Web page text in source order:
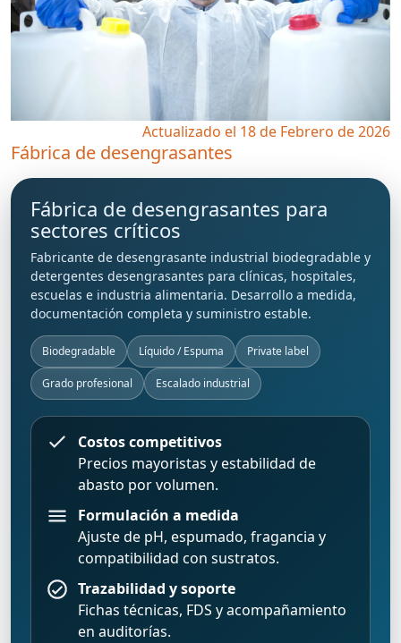
Actualizado el 18 de Febrero de 2026
Fábrica de desengrasantes
Fábrica de desengrasantes para
sectores críticos
Fabricante de desengrasante industrial biodegradable y
detergentes desengrasantes para clínicas, hospitales,
escuelas e industria alimentaria. Desarrollo a medida,
documentación completa y suministro estable.
Biodegradable Líquido / Espuma Private label
Grado profesional Escalado industrial
Costos competitivos
Precios mayoristas y estabilidad de
abasto por volumen.
Formulación a medida
Ajuste de pH, espumado, fragancia y
compatibilidad con sustratos.
Trazabilidad y soporte
Fichas técnicas, FDS y acompañamiento
en auditorías.